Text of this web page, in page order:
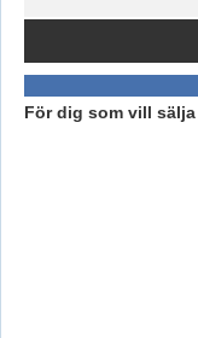
För dig som vill